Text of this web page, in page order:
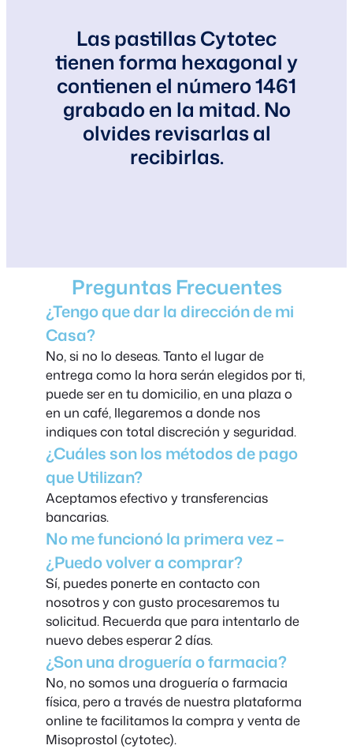
Las pastillas Cytotec
tienen forma hexagonal y
contienen el número 1461
grabado en la mitad. No
olvides revisarlas al
recibirlas.
Preguntas Frecuentes
¿Tengo que dar la dirección de mi
Casa?
No, si no lo deseas. Tanto el lugar de
entrega como la hora serán elegidos por ti,
puede ser en tu domicilio, en una plaza o
en un café, llegaremos a donde nos
indiques con total discreción y seguridad.
¿Cuáles son los métodos de pago
que Utilizan?
Aceptamos efectivo y transferencias
bancarias.
No me funcionó la primera vez –
¿Puedo volver a comprar?
Sí, puedes ponerte en contacto con
nosotros y con gusto procesaremos tu
solicitud. Recuerda que para intentarlo de
nuevo debes esperar 2 días.
¿Son una droguería o farmacia?
No, no somos una droguería o farmacia
física, pero a través de nuestra plataforma
online te facilitamos la compra y venta de
Misoprostol (cytotec).